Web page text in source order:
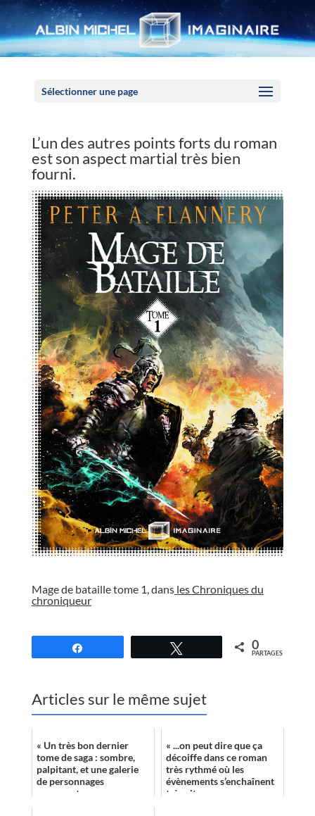
Sélectionner une page
L’un des autres points forts du roman
est son aspect martial très bien
fourni.
Mage de bataille tome 1, dansles Chroniques du
chroniqueur
0
PARTAGES
Articles sur le même sujet
« Un très bon dernier
tome de saga : sombre,
palpitant, et une galerie
de personnages
marquants. »
« ...on peut dire que ça
décoiffe dans ce roman
très rythmé où les
évènements s’enchaînent
très vite. »
Panneau de gestion des cookies